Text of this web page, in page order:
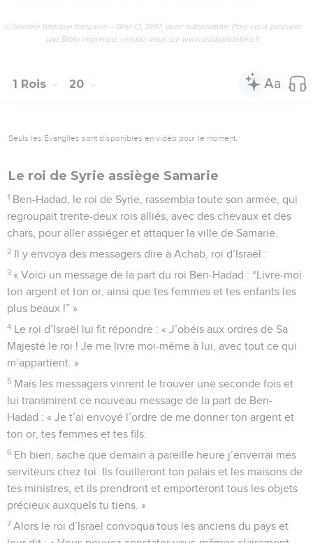
© Société biblique française – Bibli’O, 1997, avec autorisation. Pour vous procurer
une Bible imprimée, rendez-vous sur www.editionsbiblio.fr
1 Rois 20
Seuls les Évangiles sont disponibles en vidéo pour le moment.
Le roi de Syrie assiège Samarie
1 Ben-Hadad, le roi de Syrie, rassembla toute son armée, qui
regroupait trente-deux rois alliés, avec des chevaux et des
chars, pour aller assiéger et attaquer la ville de Samarie.
2 Il y envoya des messagers dire à Achab, roi d’Israël :
3 « Voici un message de la part du roi Ben-Hadad : “Livre-moi
ton argent et ton or, ainsi que tes femmes et tes enfants les
plus beaux !” »
4 Le roi d’Israël lui fit répondre : « J’obéis aux ordres de Sa
Majesté le roi ! Je me livre moi-même à lui, avec tout ce qui
m’appartient. »
5 Mais les messagers vinrent le trouver une seconde fois et
lui transmirent ce nouveau message de la part de Ben-
Hadad : « Je t’ai envoyé l’ordre de me donner ton argent et
ton or, tes femmes et tes fils.
6 Eh bien, sache que demain à pareille heure j’enverrai mes
serviteurs chez toi. Ils fouilleront ton palais et les maisons de
tes ministres, et ils prendront et emporteront tous les objets
précieux auxquels tu tiens. »
7 Alors le roi d’Israël convoqua tous les anciens du pays et